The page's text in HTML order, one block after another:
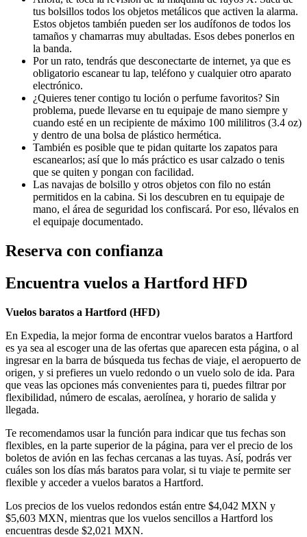
tus bolsillos todos los objetos metálicos que activen la alarma.
Estos objetos también pueden ser los audífonos de todos los
tamaños y chamarras muy abultadas. Esos debes ponerlos en
la banda.
Por un rato, tendrás que desconectarte de internet, ya que es
obligatorio escanear tu lap, teléfono y cualquier otro aparato
electrónico.
¿Quieres tener contigo tu loción o perfume favoritos? Sin
problema, puede llevarse en tu equipaje de mano siempre y
cuando esté en un recipiente de máximo 100 mililitros (3.4 oz)
y dentro de una bolsa de plástico hermética.
También es posible que te pidan quitarte los zapatos para
escanearlos; así que lo más práctico es usar calzado o tenis
que se quiten y pongan con facilidad.
Las navajas de bolsillo y otros objetos con filo no están
permitidos en la cabina. Si los descubren en tu equipaje de
mano, el área de seguridad los confiscará. Por eso, llévalos en
el equipaje documentado.
Reserva con confianza
Encuentra vuelos a Hartford HFD
Vuelos baratos a Hartford (HFD)
En Expedia, la mejor forma de encontrar vuelos baratos a Hartford
es ya sea al escoger una de las ofertas que aparecen esta página, o al
ingresar en la barra de búsqueda tus fechas de viaje, el aeropuerto de
origen, y si prefieres un vuelo redondo o un vuelo solo de ida. Para
que veas las opciones más convenientes para ti, puedes filtrar por
flexibilidad, número de escalas, aerolínea, y horario de salida y
llegada.
Te recomendamos usar la función para indicar que tus fechas son
flexibles, en la parte superior de la página, para ver el precio de los
boletos de avión en las fechas cercanas a las tuyas. Así, podrás ver
cuáles son los días más baratos para volar, si tu viaje te permite ser
flexible y acceder a vuelos baratos a Hartford.
Los precios de los vuelos redondos están entre $4,042 MXN y
$5,603 MXN, mientras que los vuelos sencillos a Hartford los
encuentras desde $2,021 MXN.